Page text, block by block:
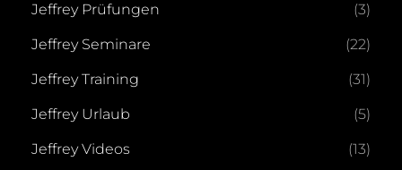
Jeffrey Prüfungen (3)
Jeffrey Seminare (22)
Jeffrey Training (31)
Jeffrey Urlaub (5)
Jeffrey Videos (13)